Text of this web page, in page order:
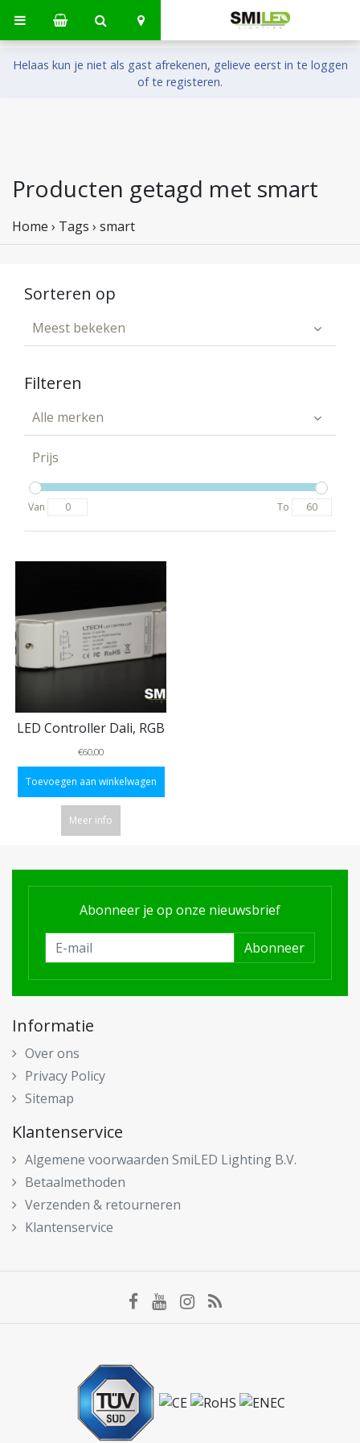
Helaas kun je niet als gast afrekenen, gelieve eerst in te loggen
of te registeren.
Producten getagd met smart
Home › Tags › smart
Sorteren op
Meest bekeken
Filteren
Alle merken
Prijs
Van To
LED Controller Dali, RGB
€60,00
Toevoegen aan winkelwagen
Meer info
Abonneer je op onze nieuwsbrief
Abonneer
Informatie
Over ons
Privacy Policy
Sitemap
Klantenservice
Algemene voorwaarden SmiLED Lighting B.V.
Betaalmethoden
Verzenden & retourneren
Klantenservice